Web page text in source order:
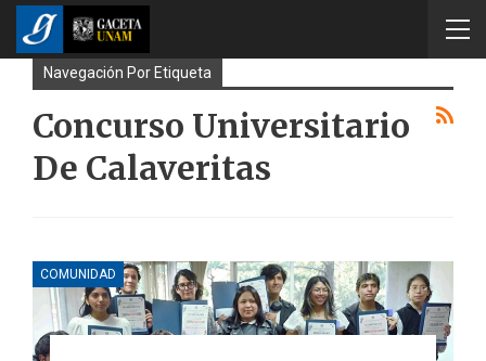
Navegación Por Etiqueta
Concurso Universitario
De Calaveritas
COMUNIDAD